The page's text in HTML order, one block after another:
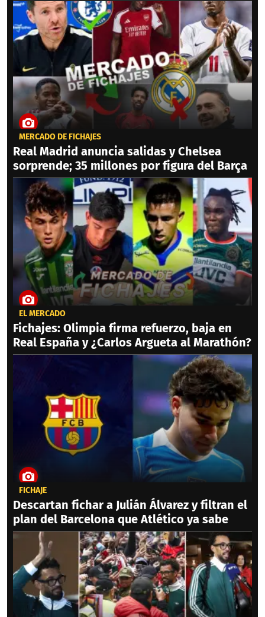
MERCADO DE FICHAJES
Real Madrid anuncia salidas y Chelsea
sorprende; 35 millones por figura del Barça
EL MERCADO
Fichajes: Olimpia firma refuerzo, baja en
Real España y ¿Carlos Argueta al Marathón?
FICHAJE
Descartan fichar a Julián Álvarez y filtran el
plan del Barcelona que Atlético ya sabe